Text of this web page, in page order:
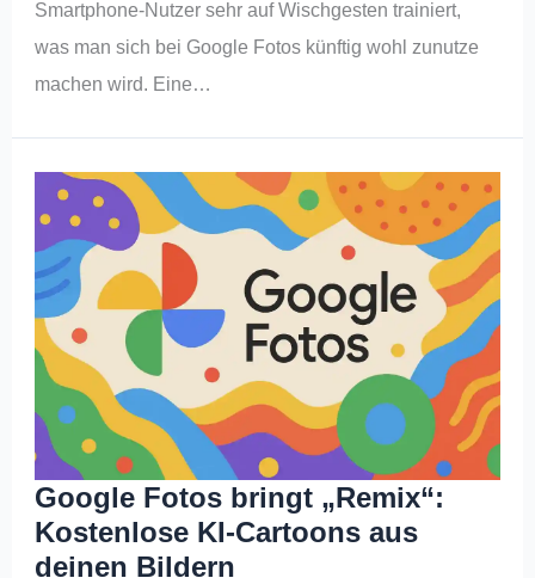
Smartphone-Nutzer sehr auf Wischgesten trainiert,
was man sich bei Google Fotos künftig wohl zunutze
machen wird. Eine…
Google Fotos bringt „Remix“:
Kostenlose KI-Cartoons aus
deinen Bildern